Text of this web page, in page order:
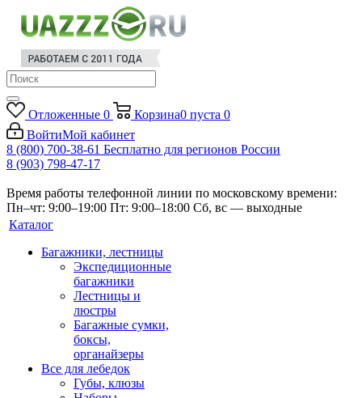
Отложенные 0 Корзина0 пуста 0
ВойтиМой кабинет
8 (800) 700-38-61 Бесплатно для регионов России
8 (903) 798-47-17
Время работы телефонной линии по московскому времени:
Пн–чт: 9:00–19:00 Пт: 9:00–18:00 Сб, вс — выходные
Каталог
Багажники, лестницы
Экспедиционные
багажники
Лестницы и
люстры
Багажные сумки,
боксы,
органайзеры
Все для лебедок
Губы, клюзы